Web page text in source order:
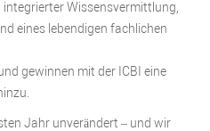
Wissensvermittlung,
eines lebendigen fachlichen
gewinnen mit der ICBI eine
Jahr unverändert – und wir